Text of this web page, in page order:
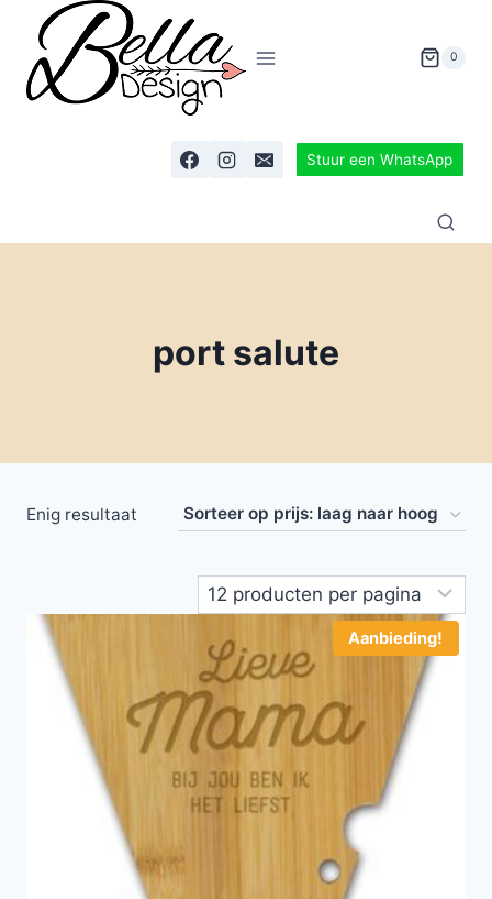
0
Stuur een WhatsApp
port salute
Enig resultaat
Aanbieding!